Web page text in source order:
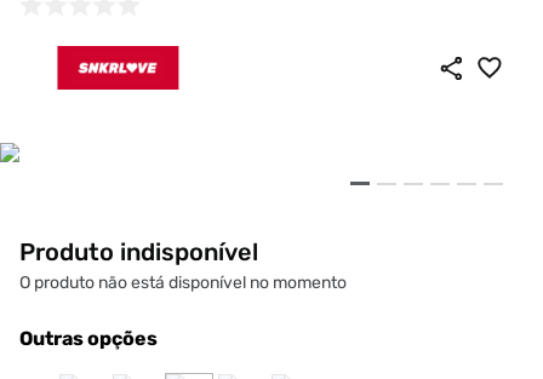
Produto indisponível
O produto não está disponível no momento
Outras opções